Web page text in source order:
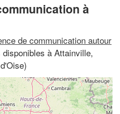
à
de communication autour
à Attainville,